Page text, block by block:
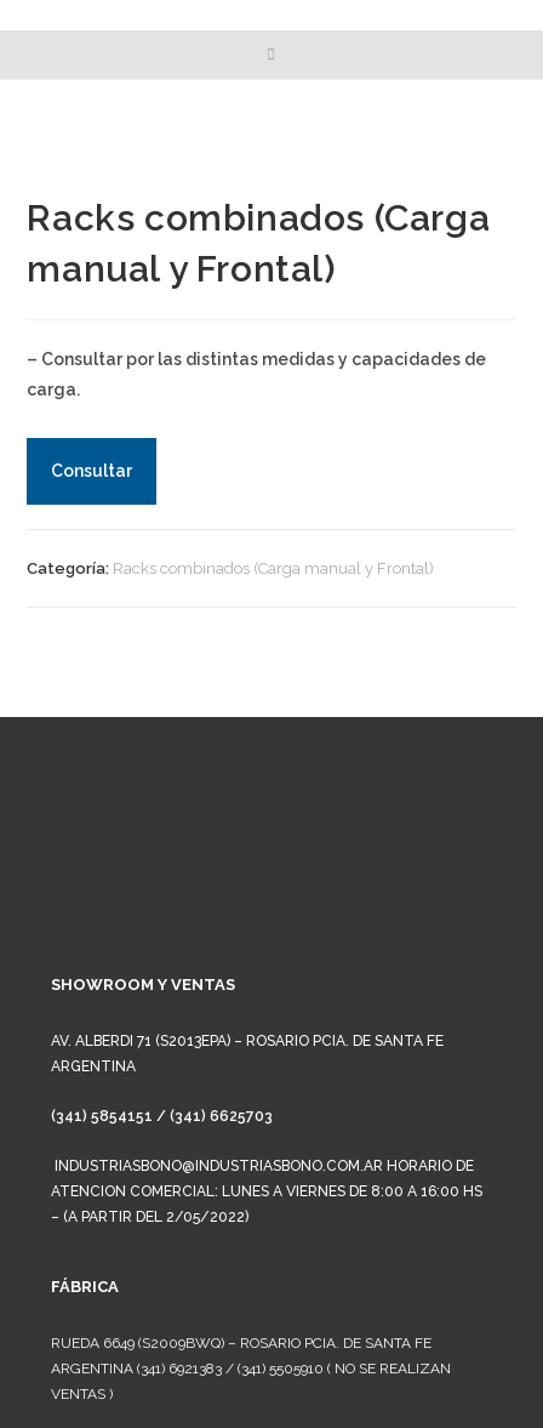
Racks combinados (Carga
manual y Frontal)
– Consultar por las distintas medidas y capacidades de
carga.
Consultar
Categoría: Racks combinados (Carga manual y Frontal)
SHOWROOM Y VENTAS
AV. ALBERDI 71 (S2013EPA) – ROSARIO PCIA. DE SANTA FE
ARGENTINA
(341) 5854151 / (341) 6625703
INDUSTRIASBONO@INDUSTRIASBONO.COM.AR HORARIO DE
ATENCION COMERCIAL: LUNES A VIERNES DE 8:00 A 16:00 HS
– (A PARTIR DEL 2/05/2022)
FÁBRICA
RUEDA 6649 (S2009BWQ) – ROSARIO PCIA. DE SANTA FE
ARGENTINA (341) 6921383 / (341) 5505910 ( NO SE REALIZAN
VENTAS )